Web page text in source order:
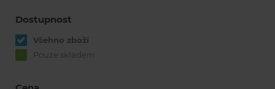
Dostupnost
Všehno zboží
Pouze skladem